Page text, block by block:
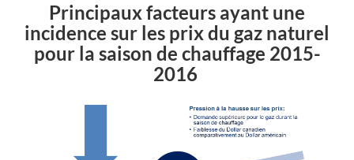
Principaux facteurs ayant une
incidence sur les prix du gaz naturel
pour la saison de chauffage 2015-
2016